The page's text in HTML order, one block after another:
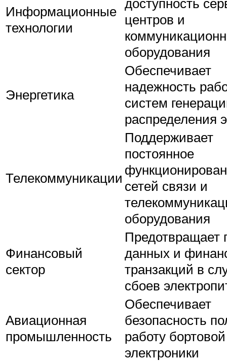
Информационные
технологии
центров и
оборудования
Энергетика
Обеспечивает
надежность
систем
распределения
Телекоммуникации
Поддерживает
постоянное
сетей связи и
оборудования
Финансовый
сектор
Предотвращает
данных и
транзакций в
сбоев
Авиационная
промышленность
Обеспечивает
безопасность
работу бортовой
электроники